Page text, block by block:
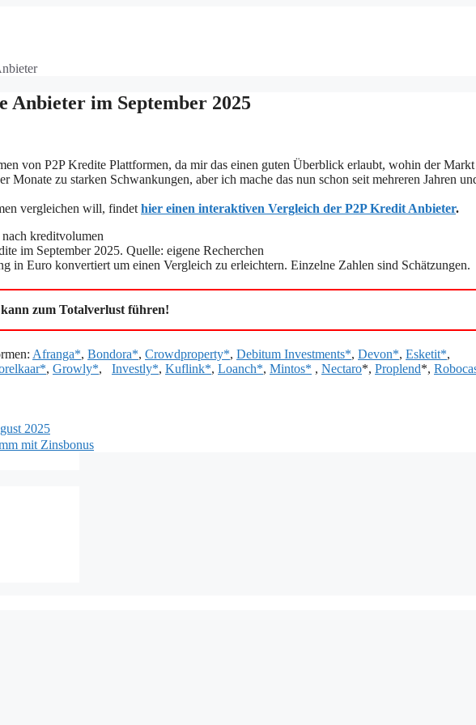
im September 2025
von P2P Kredite Plattformen, da mir das einen guten Überblick erlaubt, wohin der Markt
zu starken Schwankungen, aber ich mache das nun schon seit mehreren Jahren
vergleichen will, findet hier einen interaktiven Vergleich der P2P Kredit Anbieter.
im September 2025. Quelle: eigene Recherchen
in Euro konvertiert um einen Vergleich zu erleichtern. Einzelne Zahlen sind Schätzungen.
zum Totalverlust führen!
Afranga*, Bondora*, Crowdproperty*, Debitum Investments*, Devon*, Esketit*,
, Growly*, Investly*, Kuflink*, Loanch*, Mintos* , Nectaro*, Proplend*,
2025
mit Zinsbonus